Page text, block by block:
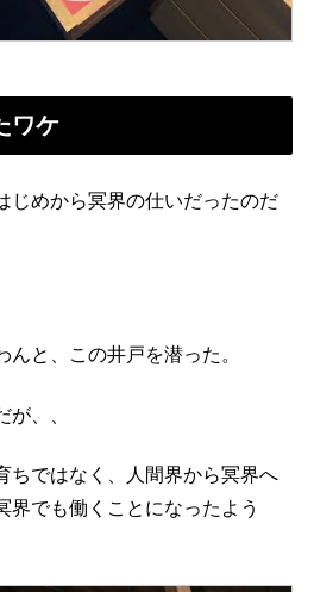
ワケ
じめから冥界の仕いだったのだ
と、この井戸を潜った。
が、、
ちではなく、人間界から冥界へ
界でも働くことになったよう